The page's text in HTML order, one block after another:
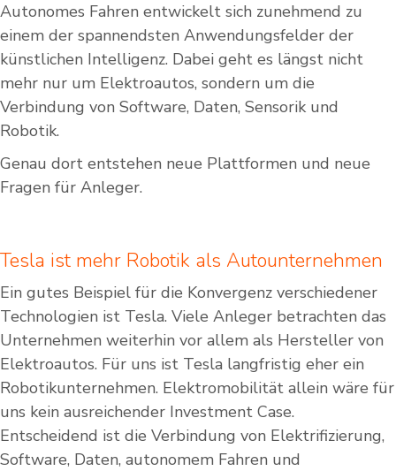
Autonomes Fahren entwickelt sich zunehmend zu
einem der spannendsten Anwendungsfelder der
künstlichen Intelligenz. Dabei geht es längst nicht
mehr nur um Elektroautos, sondern um die
Verbindung von Software, Daten, Sensorik und
Robotik.
Genau dort entstehen neue Plattformen und neue
Fragen für Anleger.
Tesla ist mehr Robotik als Autounternehmen
Ein gutes Beispiel für die Konvergenz verschiedener
Technologien ist Tesla. Viele Anleger betrachten das
Unternehmen weiterhin vor allem als Hersteller von
Elektroautos. Für uns ist Tesla langfristig eher ein
Robotikunternehmen. Elektromobilität allein wäre für
uns kein ausreichender Investment Case.
Entscheidend ist die Verbindung von Elektrifizierung,
Software, Daten, autonomem Fahren und